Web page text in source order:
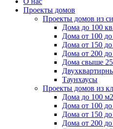
Проекты домов
Проекты домов из
Дома до 100
Дома от 100
Дома от 150
Дома от 200
Дома свыше
Таунхаусы
Проекты домов из
Дома до 100 м2
Дома от 100
Дома от 150
Дома от 200